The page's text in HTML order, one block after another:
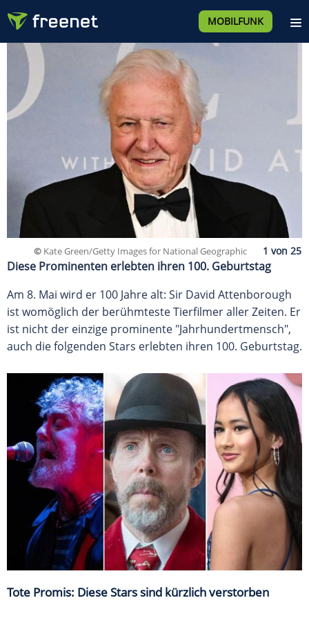
MOBILFUNK
© Kate Green/Getty Images for National Geographic
Diese Prominenten erlebten ihren 100. Geburtstag
Am 8. Mai wird er 100 Jahre alt: Sir David Attenborough
ist womöglich der berühmteste Tierfilmer aller Zeiten. Er
ist nicht der einzige prominente "Jahrhundertmensch",
auch die folgenden Stars erlebten ihren 100. Geburtstag.
Tote Promis: Diese Stars sind kürzlich verstorben